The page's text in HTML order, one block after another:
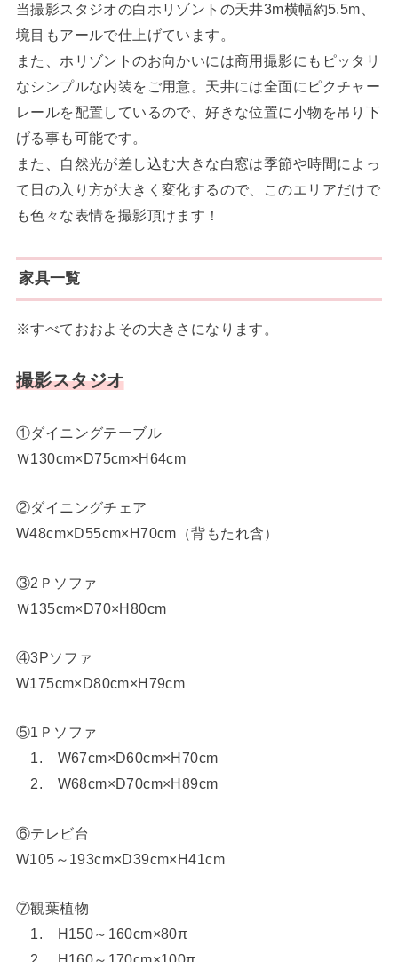
当撮影スタジオの白ホリゾントの天井3m横幅約5.5m、
境目もアールで仕上げています。
また、ホリゾントのお向かいには商用撮影にもピッタリ
なシンプルな内装をご用意。天井には全面にピクチャー
レールを配置しているので、好きな位置に小物を吊り下
げる事も可能です。
また、自然光が差し込む大きな白窓は季節や時間によっ
て日の入り方が大きく変化するので、このエリアだけで
も色々な表情を撮影頂けます！
家具一覧
※すべておおよその大きさになります。
撮影スタジオ
①ダイニングテーブル
Ｗ130cm×D75cm×H64cm
②ダイニングチェア
W48cm×D55cm×H70cm（背もたれ含）
③2Ｐソファ
Ｗ135cm×D70×H80cm
④3Pソファ
W175cm×D80cm×H79cm
⑤1Ｐソファ
1. W67cm×D60cm×H70cm
2. W68cm×D70cm×H89cm
⑥テレビ台
W105～193cm×D39cm×H41cm
⑦観葉植物
1. H150～160cm×80π